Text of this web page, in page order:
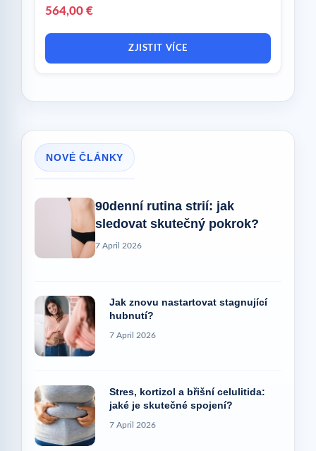
564,00 €
ZJISTIT VÍCE
NOVÉ ČLÁNKY
90denní rutina strií: jak
sledovat skutečný pokrok?
7 April 2026
Jak znovu nastartovat stagnující
hubnutí?
7 April 2026
Stres, kortizol a břišní celulitida:
jaké je skutečné spojení?
7 April 2026